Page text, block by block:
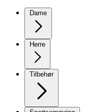
Dame
Herre
Tilbehør